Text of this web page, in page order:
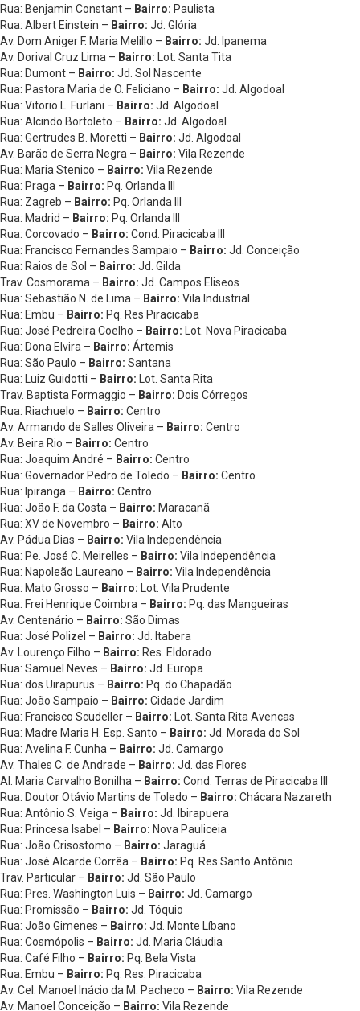
Rua: Benjamin Constant – Bairro: Paulista
Rua: Albert Einstein – Bairro: Jd. Glória
Av. Dom Aniger F. Maria Melillo – Bairro: Jd. Ipanema
Av. Dorival Cruz Lima – Bairro: Lot. Santa Tita
Rua: Dumont – Bairro: Jd. Sol Nascente
Rua: Pastora Maria de O. Feliciano – Bairro: Jd. Algodoal
Rua: Vitorio L. Furlani – Bairro: Jd. Algodoal
Rua: Alcindo Bortoleto – Bairro: Jd. Algodoal
Rua: Gertrudes B. Moretti – Bairro: Jd. Algodoal
Av. Barão de Serra Negra – Bairro: Vila Rezende
Rua: Maria Stenico – Bairro: Vila Rezende
Rua: Praga – Bairro: Pq. Orlanda III
Rua: Zagreb – Bairro: Pq. Orlanda III
Rua: Madrid – Bairro: Pq. Orlanda III
Rua: Corcovado – Bairro: Cond. Piracicaba III
Rua: Francisco Fernandes Sampaio – Bairro: Jd. Conceição
Rua: Raios de Sol – Bairro: Jd. Gilda
Trav. Cosmorama – Bairro: Jd. Campos Eliseos
Rua: Sebastião N. de Lima – Bairro: Vila Industrial
Rua: Embu – Bairro: Pq. Res Piracicaba
Rua: José Pedreira Coelho – Bairro: Lot. Nova Piracicaba
Rua: Dona Elvira – Bairro: Ártemis
Rua: São Paulo – Bairro: Santana
Rua: Luiz Guidotti – Bairro: Lot. Santa Rita
Trav. Baptista Formaggio – Bairro: Dois Córregos
Rua: Riachuelo – Bairro: Centro
Av. Armando de Salles Oliveira – Bairro: Centro
Av. Beira Rio – Bairro: Centro
Rua: Joaquim André – Bairro: Centro
Rua: Governador Pedro de Toledo – Bairro: Centro
Rua: Ipiranga – Bairro: Centro
Rua: João F. da Costa – Bairro: Maracanã
Rua: XV de Novembro – Bairro: Alto
Av. Pádua Dias – Bairro: Vila Independência
Rua: Pe. José C. Meirelles – Bairro: Vila Independência
Rua: Napoleão Laureano – Bairro: Vila Independência
Rua: Mato Grosso – Bairro: Lot. Vila Prudente
Rua: Frei Henrique Coimbra – Bairro: Pq. das Mangueiras
Av. Centenário – Bairro: São Dimas
Rua: José Polizel – Bairro: Jd. Itabera
Av. Lourenço Filho – Bairro: Res. Eldorado
Rua: Samuel Neves – Bairro: Jd. Europa
Rua: dos Uirapurus – Bairro: Pq. do Chapadão
Rua: João Sampaio – Bairro: Cidade Jardim
Rua: Francisco Scudeller – Bairro: Lot. Santa Rita Avencas
Rua: Madre Maria H. Esp. Santo – Bairro: Jd. Morada do Sol
Rua: Avelina F. Cunha – Bairro: Jd. Camargo
Av. Thales C. de Andrade – Bairro: Jd. das Flores
Al. Maria Carvalho Bonilha – Bairro: Cond. Terras de Piracicaba III
Rua: Doutor Otávio Martins de Toledo – Bairro: Chácara Nazareth
Rua: Antônio S. Veiga – Bairro: Jd. Ibirapuera
Rua: Princesa Isabel – Bairro: Nova Pauliceia
Rua: João Crisostomo – Bairro: Jaraguá
Rua: José Alcarde Corrêa – Bairro: Pq. Res Santo Antônio
Trav. Particular – Bairro: Jd. São Paulo
Rua: Pres. Washington Luis – Bairro: Jd. Camargo
Rua: Promissão – Bairro: Jd. Tóquio
Rua: João Gimenes – Bairro: Jd. Monte Líbano
Rua: Cosmópolis – Bairro: Jd. Maria Cláudia
Rua: Café Filho – Bairro: Pq. Bela Vista
Rua: Embu – Bairro: Pq. Res. Piracicaba
Av. Cel. Manoel Inácio da M. Pacheco – Bairro: Vila Rezende
Av. Manoel Conceição – Bairro: Vila Rezende